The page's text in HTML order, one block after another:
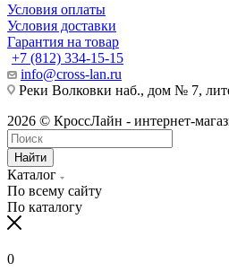
Условия оплаты
Условия доставки
Гарантия на товар
+7 (812) 334-15-15
info@cross-lan.ru
Реки Волковки наб., дом № 7,
2026 © КроссЛайн - интернет-
Найти
Каталог
По всему сайту
По каталогу
0